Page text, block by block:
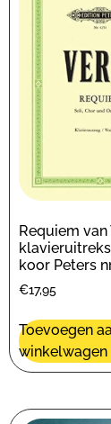
Requiem van
koor Peters
€17,95
Toevoegen
winkelwagen